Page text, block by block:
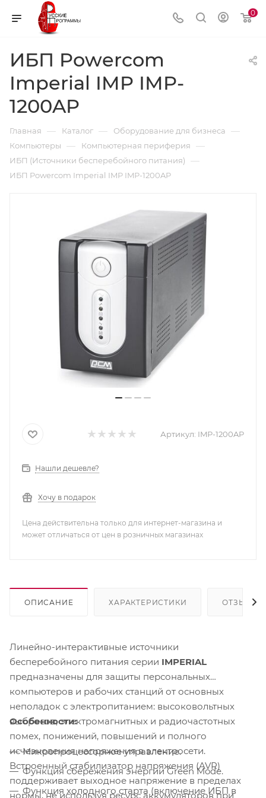
0
ИБП Powercom
Imperial IMP IMP-
1200AP
Главная — Каталог — Оборудование для бизнеса —
Компьютеры — Компьютерная периферия —
ИБП (Источники бесперебойного питания) —
ИБП Powercom Imperial IMP IMP-1200AP
Артикул: IMP-1200AP
Нашли дешевле?
Хочу в подарок
Цена действительна только для интернет-магазина и
может отличаться от цен в розничных магазинах
ОПИСАНИЕ ХАРАКТЕРИСТИКИ ОТЗЫВЫ
Линейно-интерактивные источники
бесперебойного питания серии IMPERIAL
предназначены для защиты персональных
компьютеров и рабочих станций от основных
неполадок с электропитанием: высоковольтных
выбросов, электромагнитных и радиочастотных
помех, понижений, повышений и полного
исчезновения напряжения в электросети.
Встроенный стабилизатор напряжения (AVR)
поддерживает выходное напряжение в пределах
нормы, не используя ресурс аккумуляторов при
Особенности:
Микропроцессорное управление.
Функция сбережения энергии Green Mode.
Функция холодного старта (включение ИБП в